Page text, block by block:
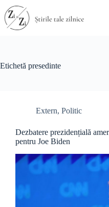
la
conținut
Etichetă presedinte
Extern, Politic
Dezbatere prezidențială
pentru Joe Biden